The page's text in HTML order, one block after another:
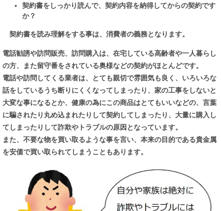
契約書をしっかり読んで、契約内容を納得してからの契約です
か？
契約書を読み理解をする事は、消費者の義務となります。
電話勧誘や訪問販売、訪問購入は、在宅している高齢者や一人暮らし
の方、また留守番をされている奥様などの契約がほとんどです。
電話や訪問してくる業者は、とても親切で雰囲気も良く、いろいろな
話をしているうち断りにくくなってしまったり、家の工事をしないと
大変な事になるとか、健康の為にこの商品はとてもいいなどの、言葉
に騙されたり丸め込まれたりして契約してしまったり、大量に購入し
てしまったりして詐欺やトラブルの原因となっています。
また、不要な物を買い取るような事を言い、本来の目的である貴金属
を安価で買い取られてしまうこともあります。